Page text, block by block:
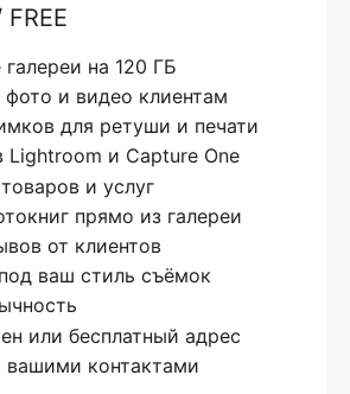
на 120 ГБ
фото и видео клиентам
для ретуши и печати
Lightroom и Capture One
и услуг
прямо из галереи
от клиентов
ваш стиль съёмок
или бесплатный адрес
вашими контактами